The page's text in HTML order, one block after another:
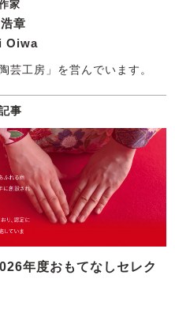
家
章
Oiwa
芸工房」を営んでいます。
事
年度おもてなしセレク